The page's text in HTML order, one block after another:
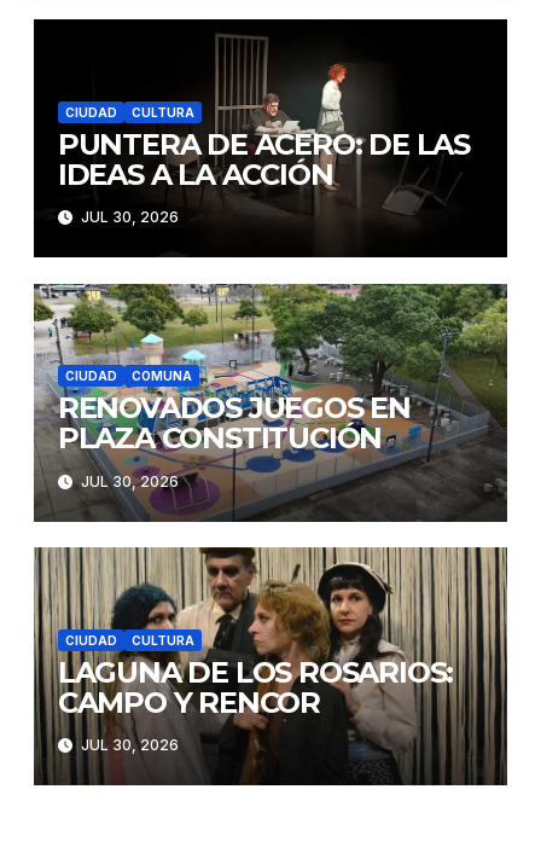
CIUDAD CULTURA
PUNTERA DE ACERO: DE LAS
IDEAS A LA ACCIÓN
JUL 30, 2026
CIUDAD COMUNA
RENOVADOS JUEGOS EN
PLAZA CONSTITUCIÓN
JUL 30, 2026
CIUDAD CULTURA
LAGUNA DE LOS ROSARIOS:
CAMPO Y RENCOR
JUL 30, 2026